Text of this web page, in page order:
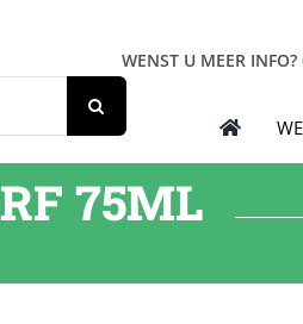
WENST U MEER INFO?
75ML